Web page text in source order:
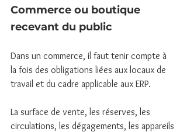
Commerce ou boutique
recevant du public
Dans un commerce, il faut tenir compte à
la fois des obligations liées aux locaux de
travail et du cadre applicable aux ERP.
La surface de vente, les réserves, les
circulations, les dégagements, les appareils